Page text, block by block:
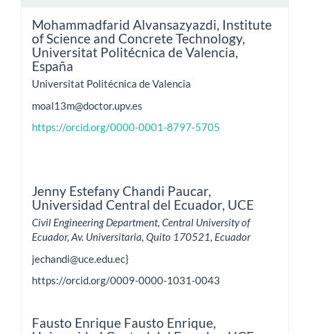
Mohammadfarid Alvansazyazdi, Institute
of Science and Concrete Technology,
Universitat Politécnica de Valencia,
España
Universitat Politécnica de Valencia
moal13m@doctor.upv.es
https://orcid.org/0000-0001-8797-5705
Jenny Estefany Chandi Paucar,
Universidad Central del Ecuador, UCE
Civil Engineering Department, Central University of
Ecuador, Av. Universitaria, Quito 170521, Ecuador
jechandi@uce.edu.ec}
https://orcid.org/0009-0000-1031-0043
Fausto Enrique Fausto Enrique,